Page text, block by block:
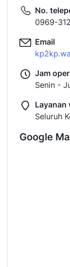
No.
0969-
Email
Jam
Senin -
Layanan
Seluruh
Google